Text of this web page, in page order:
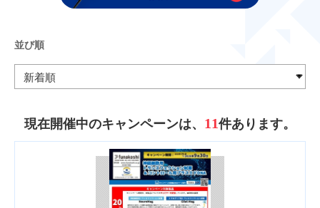
並び順
現在開催中のキャンペーンは、 11件あります。